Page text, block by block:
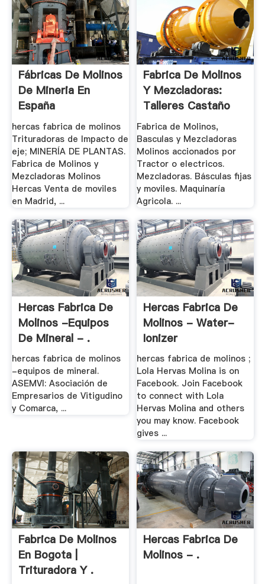
Fábricas De Molinos
De Mineria En
España
hercas fabrica de molinos
Trituradoras de Impacto de
eje; MINERÍA DE PLANTAS.
Fabrica de Molinos y
Mezcladoras Molinos
Hercas Venta de moviles
en Madrid, ...
Fabrica De Molinos
Y Mezcladoras:
Talleres Castaño
Fabrica de Molinos,
Basculas y Mezcladoras
Molinos accionados por
Tractor o electricos.
Mezcladoras. Básculas fijas
y moviles. Maquinaría
Agricola. ...
Hercas Fabrica De
Molinos -equipos
De Mineral - .
hercas fabrica de molinos
-equipos de mineral.
ASEMVI: Asociación de
Empresarios de Vitigudino
y Comarca, ...
Hercas Fabrica De
Molinos - Water-
Ionizer
hercas fabrica de molinos ;
Lola Hervas Molina is on
Facebook. Join Facebook
to connect with Lola
Hervas Molina and others
you may know. Facebook
gives ...
Fabrica De Molinos
En Bogota |
Trituradora Y .
Hercas Fabrica De
Molinos - .